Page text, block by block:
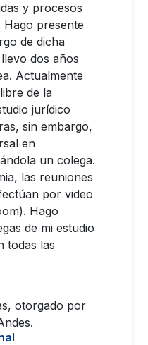
y procesos
Hago presente
de dicha
dos años
Actualmente
de la
jurídico
sin embargo,
en
un colega.
las reuniones
por video
Hago
de mi estudio
todas las
otorgado por